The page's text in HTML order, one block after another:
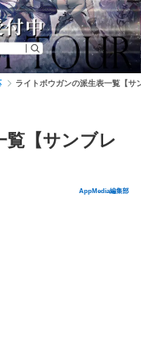
ライトボウガンの派生表一覧【サ
覧【サンブレ
AppMedia編集部